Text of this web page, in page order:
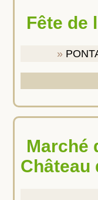
Fête de
Marché de Noël du
Château